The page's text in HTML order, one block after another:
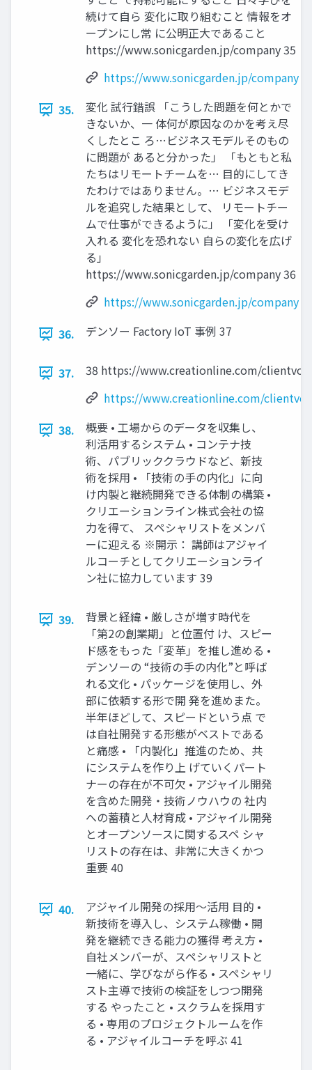
続けて自ら 変化に取り組むこと 情報をオ
ープンにし常 に公明正大であること
https://www.sonicgarden.jp/company 35
https://www.sonicgarden.jp/company
35.
変化 試行錯誤 「こうした問題を何とかで
きないか、一 体何が原因なのかを考え尽
くしたとこ ろ…ビジネスモデルそのもの
に問題が あると分かった」 「もともと私
たちはリモートチームを… 目的にしてき
たわけではありません。… ビジネスモデ
ルを追究した結果として、 リモートチー
ムで仕事ができるように」 「変化を受け
入れる 変化を恐れない 自らの変化を広げ
る」
https://www.sonicgarden.jp/company 36
https://www.sonicgarden.jp/company
36.
デンソー Factory IoT 事例 37
37.
38 https://www.creationline.com/
https://www.creationline.com/
38.
概要 • 工場からのデータを収集し、
利活用するシステム • コンテナ技
術、パブリッククラウドなど、新技
術を採用 • 「技術の手の内化」に向
け内製と継続開発できる体制の構築 •
クリエーションライン株式会社の協
力を得て、 スペシャリストをメンバ
ーに迎える ※開示： 講師はアジャイ
ルコーチとしてクリエーションライ
ン社に協力しています 39
39.
背景と経緯 • 厳しさが増す時代を
「第2の創業期」と位置付 け、スピー
ド感をもった「変革」を推し進める •
デンソーの “技術の手の内化”と呼ば
れる文化 • パッケージを使用し、外
部に依頼する形で開 発を進めまた。
半年ほどして、スピードという点 で
は自社開発する形態がベストである
と痛感 • 「内製化」推進のため、共
にシステムを作り上 げていくパート
ナーの存在が不可欠 • アジャイル開発
を含めた開発・技術ノウハウの 社内
への蓄積と人材育成 • アジャイル開発
とオープンソースに関するスペ シャ
リストの存在は、非常に大きくかつ
重要 40
40.
アジャイル開発の採用～活用 目的 •
新技術を導入し、システム稼働 • 開
発を継続できる能力の獲得 考え方 •
自社メンバーが、スペシャリストと
一緒に、学びながら作る • スペシャリ
スト主導で技術の検証をしつつ開発
する やったこと • スクラムを採用す
る • 専用のプロジェクトルームを作
る • アジャイルコーチを呼ぶ 41